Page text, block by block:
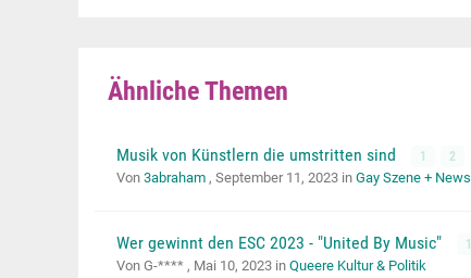
Ähnliche Themen
Musik von Künstlern die umstritten sind 1 2
Von 3abraham , September 11, 2023 in Gay Szene + News
Wer gewinnt den ESC 2023 - "United By Music" 1
Von G-**** , Mai 10, 2023 in Queere Kultur & Politik